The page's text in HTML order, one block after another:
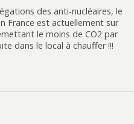
des anti-nucléaires, le
France est actuellement sur
le moins de CO2 par
dans le local à chauffer !!!